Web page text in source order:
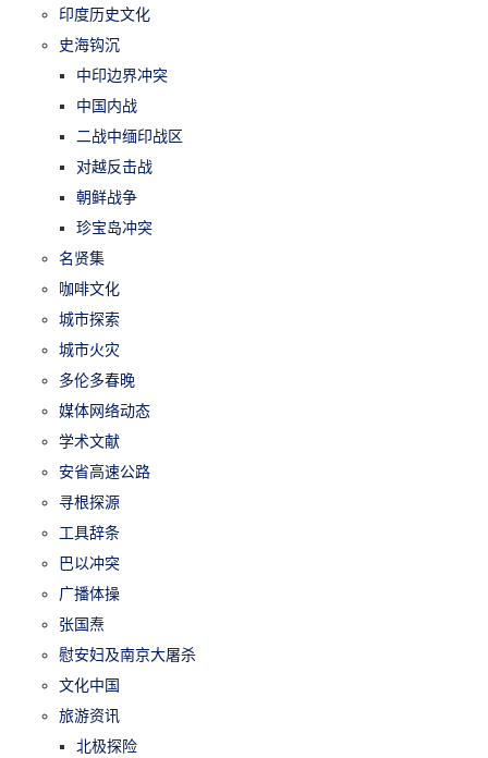
印度历史文化
史海钩沉
中印边界冲突
中国内战
二战中缅印战区
对越反击战
朝鲜战争
珍宝岛冲突
名贤集
咖啡文化
城市探索
城市火灾
多伦多春晚
媒体网络动态
学术文献
安省高速公路
寻根探源
工具辞条
巴以冲突
广播体操
张国焘
慰安妇及南京大屠杀
文化中国
旅游资讯
北极探险